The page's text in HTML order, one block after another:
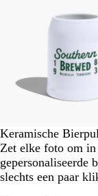
Keramische
Zet elke foto om in
gepersonaliseerde
slechts een paar